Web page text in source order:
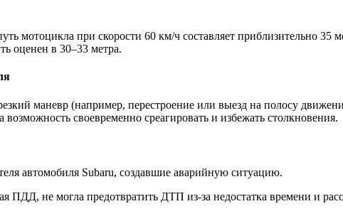
мотоцикла при скорости 60 км/ч составляет приблизительно 35
оценен в 30–33 метра.
маневр (например, перестроение или выезд на полосу
своевременно среагировать и избежать столкновения.
автомобиля Subaru, создавшие аварийную ситуацию.
ПДД, не могла предотвратить ДТП из-за недостатка времени и